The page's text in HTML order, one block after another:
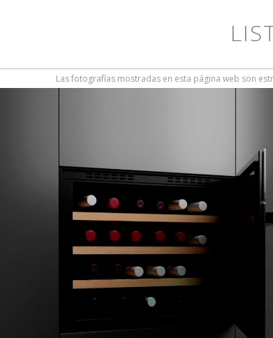
Las fotografías mostradas en esta página web son